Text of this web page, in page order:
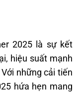
2025 là sự kết
hiệu suất mạnh
những cải tiến
hứa hẹn mang